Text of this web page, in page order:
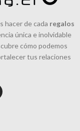
hacer de cada regalos
única e inolvidable
cómo podemos
tus relaciones